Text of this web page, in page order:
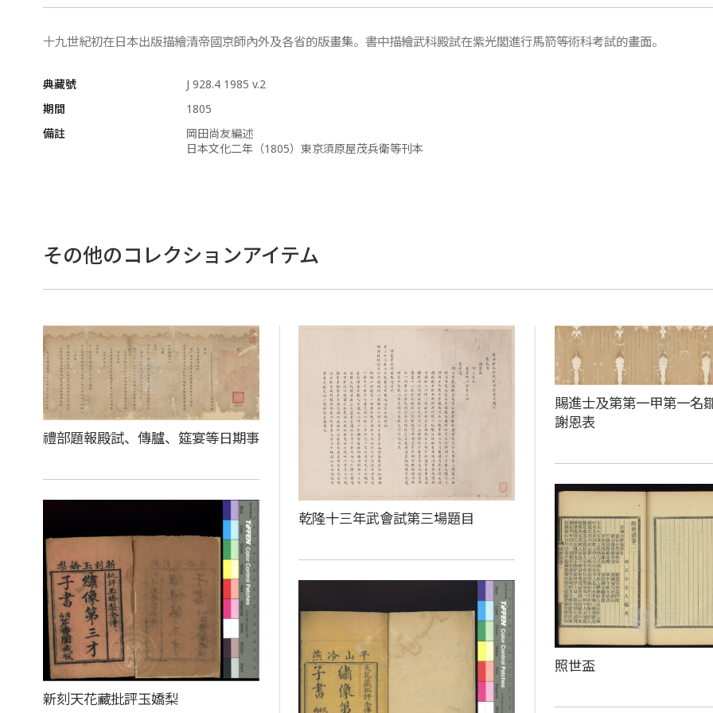
十九世紀初在日本出版描繪清帝國京師內外及各省的版畫集。書中描繪武科殿試在紫光閣進行馬箭等術科考試的畫面。
典藏號
J 928.4 1985 v.2
期間
1805
備註
岡田尚友編述
日本文化二年（1805）東京須原屋茂兵衛等刊本
その他のコレクションアイテム
禮部題報殿試、傳臚、筵宴等日期事
乾隆十三年武會試第三場題目
賜進士及第第一甲第一名
謝恩表
照世盃
新刻天花藏批評玉嬌梨